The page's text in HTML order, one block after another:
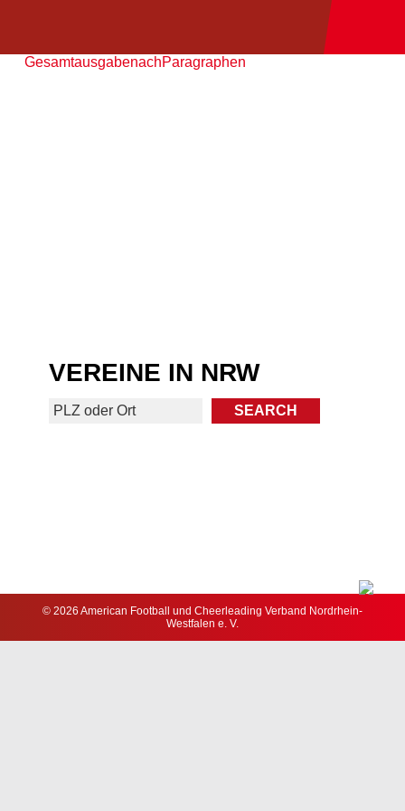
GesamtausgabenachParagraphen
VEREINE IN NRW
© 2026 American Football und Cheerleading Verband Nordrhein-
Westfalen e. V.